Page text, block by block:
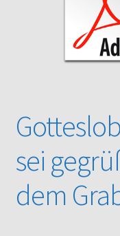
Gotteslob alt / neu
Noten – Shop
sei
dem